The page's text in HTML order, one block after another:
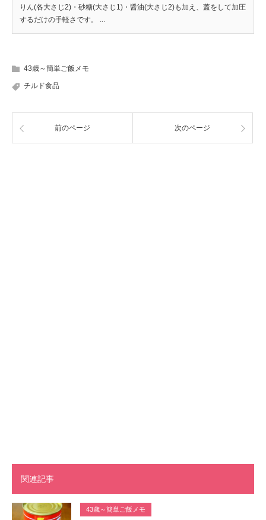
りん(各大さじ2)・砂糖(大さじ1)・醤油(大さじ2)も加え、蓋をして加圧
するだけの手軽さです。 ...
43歳～簡単ご飯メモ
チルド食品
前のページ 次のページ
関連記事
43歳～簡単ご飯メモ